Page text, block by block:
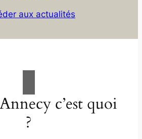
aux actualités
c’est quoi
?